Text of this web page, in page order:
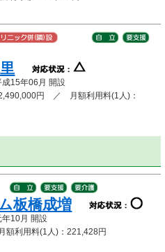
15年06月 開設
円 ／ 月額利用料(1人)：
板橋成増
10月 開設
利用料(1人)：221,428円